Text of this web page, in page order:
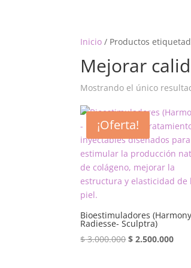
Inicio / Productos
Mejorar
Mostrando el único
¡Oferta!
Bioestimuladores
Radiesse- Sculptra)
$3.000.000El
$ 2.500.000El